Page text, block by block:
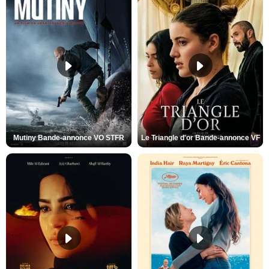
Mutiny Bande-annonce VO STFR Le Triangle d'or Bande-annonce VF